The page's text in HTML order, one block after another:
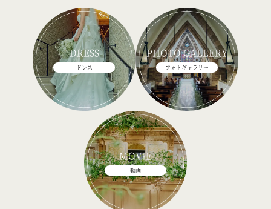
DRESS
ドレス
PHOTO GALLERY
フォトギャラリー
MOVIE
動画